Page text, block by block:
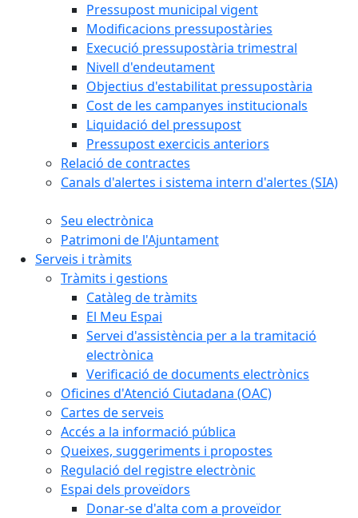
Pressupost municipal vigent
Modificacions pressupostàries
Execució pressupostària trimestral
Nivell d'endeutament
Objectius d'estabilitat pressupostària
Cost de les campanyes institucionals
Liquidació del pressupost
Pressupost exercicis anteriors
Relació de contractes
Canals d'alertes i sistema intern d'alertes (SIA)
Seu electrònica
Patrimoni de l'Ajuntament
Serveis i tràmits
Tràmits i gestions
Catàleg de tràmits
El Meu Espai
Servei d'assistència per a la tramitació
electrònica
Verificació de documents electrònics
Oficines d'Atenció Ciutadana (OAC)
Cartes de serveis
Accés a la informació pública
Queixes, suggeriments i propostes
Regulació del registre electrònic
Espai dels proveïdors
Donar-se d'alta com a proveïdor